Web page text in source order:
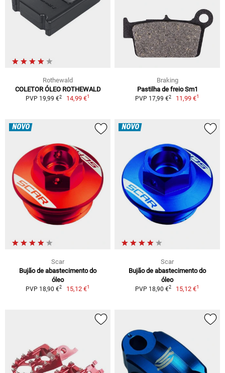
Rothewald
COLETOR ÓLEO ROTHEWALD
PVP 19,99 €2 14,99 €1
Braking
Pastilha de freio Sm1
PVP 17,99 €2 11,99 €1
NOVO
Scar
Bujão de abastecimento do
óleo
PVP 18,90 €2 15,12 €1
NOVO
Scar
Bujão de abastecimento do
óleo
PVP 18,90 €2 15,12 €1